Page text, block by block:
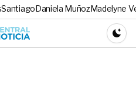
SantiagoDaniela MuñozMadelyne
Central